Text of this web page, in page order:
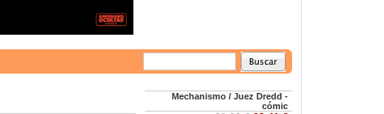
Mechanismo / Juez Dredd -
cómic